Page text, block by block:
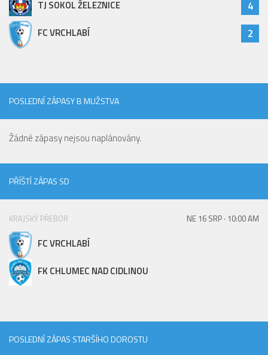
TJ SOKOL ŽELEZNICE 4
FC VRCHLABÍ 2
POSLEDNÍ ZÁPASY B MUŽSTVA
Žádné zápasy nejsou naplánovány.
PŘÍŠTÍ ZÁPAS SD
KRAJSKÝ PŘEBOR NE 16 SRP · 10:00 AM
FC VRCHLABÍ
FK CHLUMEC NAD CIDLINOU
POSLEDNÍ ZÁPAS STARŠÍHO DOROSTU